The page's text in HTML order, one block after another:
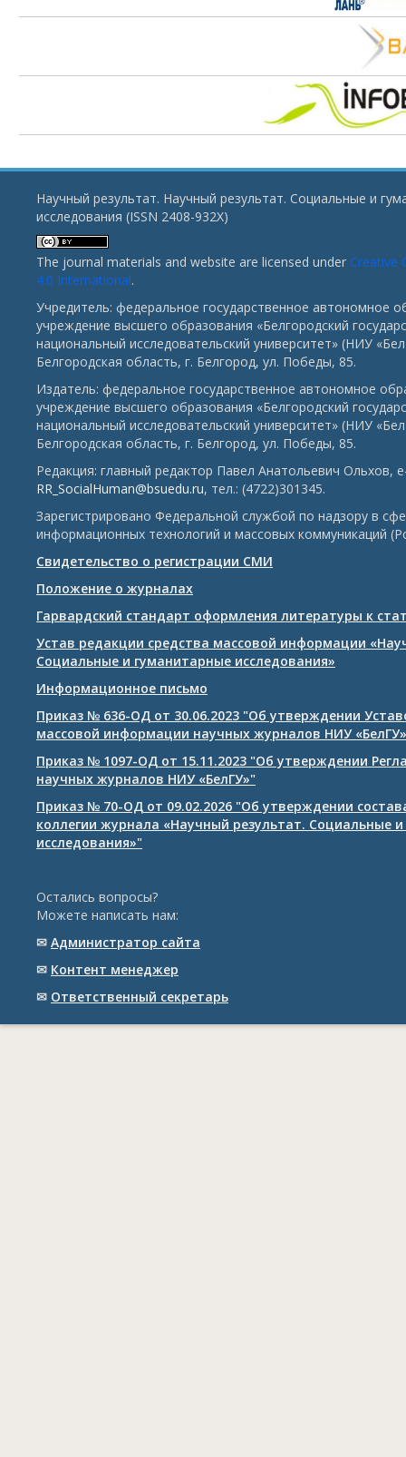
Научный результат. Научный результат. Социальные и
исследования (ISSN 2408-932X)
The journal materials and website are licensed under Creative
4.0 International.
Учредитель: федеральное государственное автономное
учреждение высшего образования «Белгородский
национальный исследовательский университет» (НИУ
Белгородская область, г. Белгород, ул. Победы, 85.
Издатель: федеральное государственное автономное
учреждение высшего образования «Белгородский
национальный исследовательский университет» (НИУ
Белгородская область, г. Белгород, ул. Победы, 85.
Редакция: главный редактор Павел Анатольевич Ольхов,
RR_SocialHuman@bsuedu.ru, тел.: (4722)301345.
Зарегистрировано Федеральной службой по надзору в
информационных технологий и массовых коммуникаций
Свидетельство о регистрации СМИ
Положение о журналах
Гарвардский стандарт оформления литературы к
Устав редакции средства массовой информации
Социальные и гуманитарные исследования»
Информационное письмо
Приказ № 636-ОД от 30.06.2023 "Об утверждении
массовой информации научных журналов НИУ «БелГУ»
Приказ № 1097-ОД от 15.11.2023 "Об утверждении
научных журналов НИУ «БелГУ»"
Приказ № 70-ОД от 09.02.2026 "Об утверждении
коллегии журнала «Научный результат. Социальные
исследования»"
Остались вопросы?
Можете написать нам:
✉ Администратор сайта
✉ Контент менеджер
✉ Ответственный cекретарь